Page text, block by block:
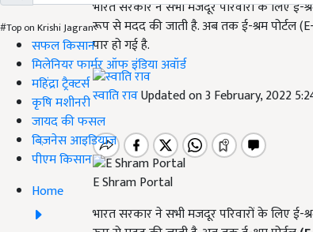
#Top on Krishi Jagran
सफल किसान
मिलेनियर फार्मर ऑफ इंडिया अवॉर्ड
महिंद्रा ट्रैक्टर्स
कृषि मशीनरी
जायद की फसल
बिज़नेस आइडियाज
पीएम किसान
Home
भारत सरकार ने सभी मजदूर परिवारों के लिए ई-
रूप से मदद की जाती है. अब तक ई-श्रम पोर्टल
पार हो गई है.
स्वाति रावUpdated on 3 February, 2022
E Shram Portal
भारत सरकार ने सभी मजदूर परिवारों के लिए ई-